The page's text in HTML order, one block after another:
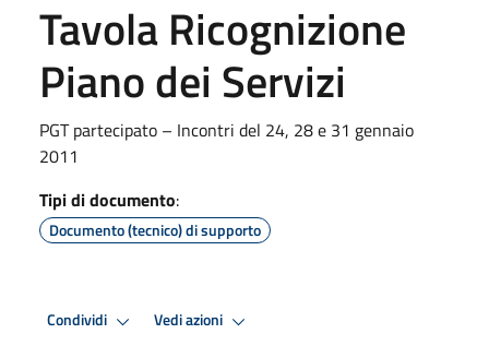
Tavola Ricognizione
Piano dei Servizi
PGT partecipato – Incontri del 24, 28 e 31 gennaio
2011
Tipi di documento:
Documento (tecnico) di supporto
Condividi Vedi azioni